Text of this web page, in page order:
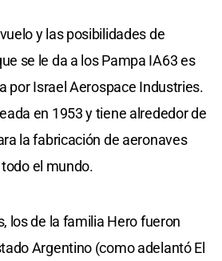
y las posibilidades de
se le da a los Pampa IA63 es
por Israel Aerospace Industries.
en 1953 y tiene alrededor de
la fabricación de aeronaves
el mundo.
los de la familia Hero fueron
Argentino (como adelantó El